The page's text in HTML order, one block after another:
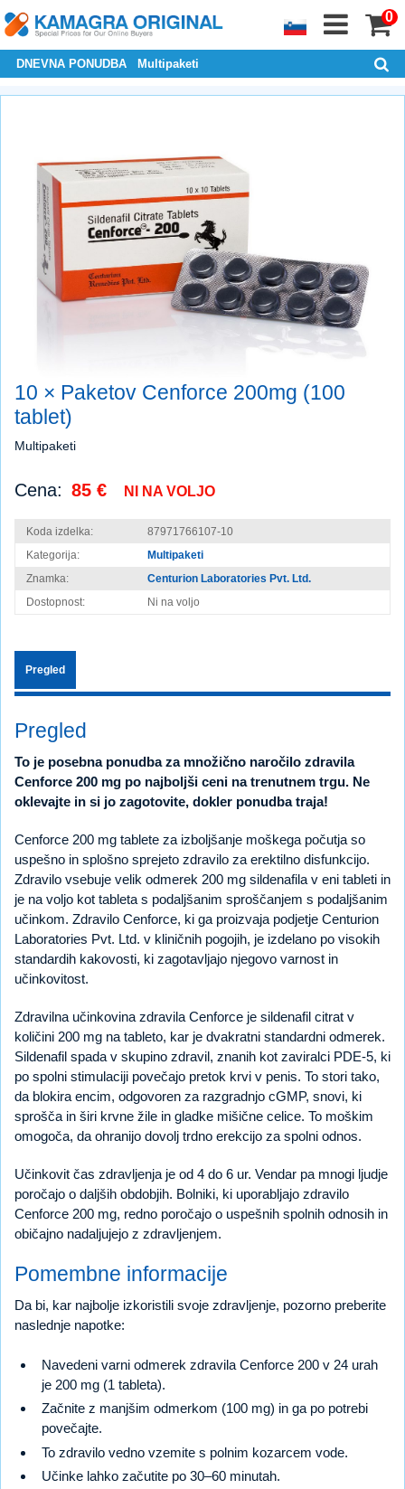
0
DNEVNA PONUDBA Multipaketi
10 × Paketov Cenforce 200mg (100
tablet)
Multipaketi
Cena: 85 € NI NA VOLJO
Koda izdelka:
87971766107-10
Kategorija:
Multipaketi
Znamka:
Centurion Laboratories Pvt. Ltd.
Dostopnost:
Ni na voljo
Pregled
Pregled
To je posebna ponudba za množično naročilo zdravila
Cenforce 200 mg po najboljši ceni na trenutnem trgu. Ne
oklevajte in si jo zagotovite, dokler ponudba traja!
Cenforce 200 mg tablete za izboljšanje moškega počutja so
uspešno in splošno sprejeto zdravilo za erektilno disfunkcijo.
Zdravilo vsebuje velik odmerek 200 mg sildenafila v eni tableti in
je na voljo kot tableta s podaljšanim sproščanjem s podaljšanim
učinkom. Zdravilo Cenforce, ki ga proizvaja podjetje Centurion
Laboratories Pvt. Ltd. v kliničnih pogojih, je izdelano po visokih
standardih kakovosti, ki zagotavljajo njegovo varnost in
učinkovitost.
Zdravilna učinkovina zdravila Cenforce je sildenafil citrat v
količini 200 mg na tableto, kar je dvakratni standardni odmerek.
Sildenafil spada v skupino zdravil, znanih kot zaviralci PDE-5, ki
po spolni stimulaciji povečajo pretok krvi v penis. To stori tako,
da blokira encim, odgovoren za razgradnjo cGMP, snovi, ki
sprošča in širi krvne žile in gladke mišične celice. To moškim
omogoča, da ohranijo dovolj trdno erekcijo za spolni odnos.
Učinkovit čas zdravljenja je od 4 do 6 ur. Vendar pa mnogi ljudje
poročajo o daljših obdobjih. Bolniki, ki uporabljajo zdravilo
Cenforce 200 mg, redno poročajo o uspešnih spolnih odnosih in
običajno nadaljujejo z zdravljenjem.
Pomembne informacije
Da bi, kar najbolje izkoristili svoje zdravljenje, pozorno preberite
naslednje napotke:
Navedeni varni odmerek zdravila Cenforce 200 v 24 urah
je 200 mg (1 tableta).
Začnite z manjšim odmerkom (100 mg) in ga po potrebi
povečajte.
To zdravilo vedno vzemite s polnim kozarcem vode.
Učinke lahko začutite po 30–60 minutah.